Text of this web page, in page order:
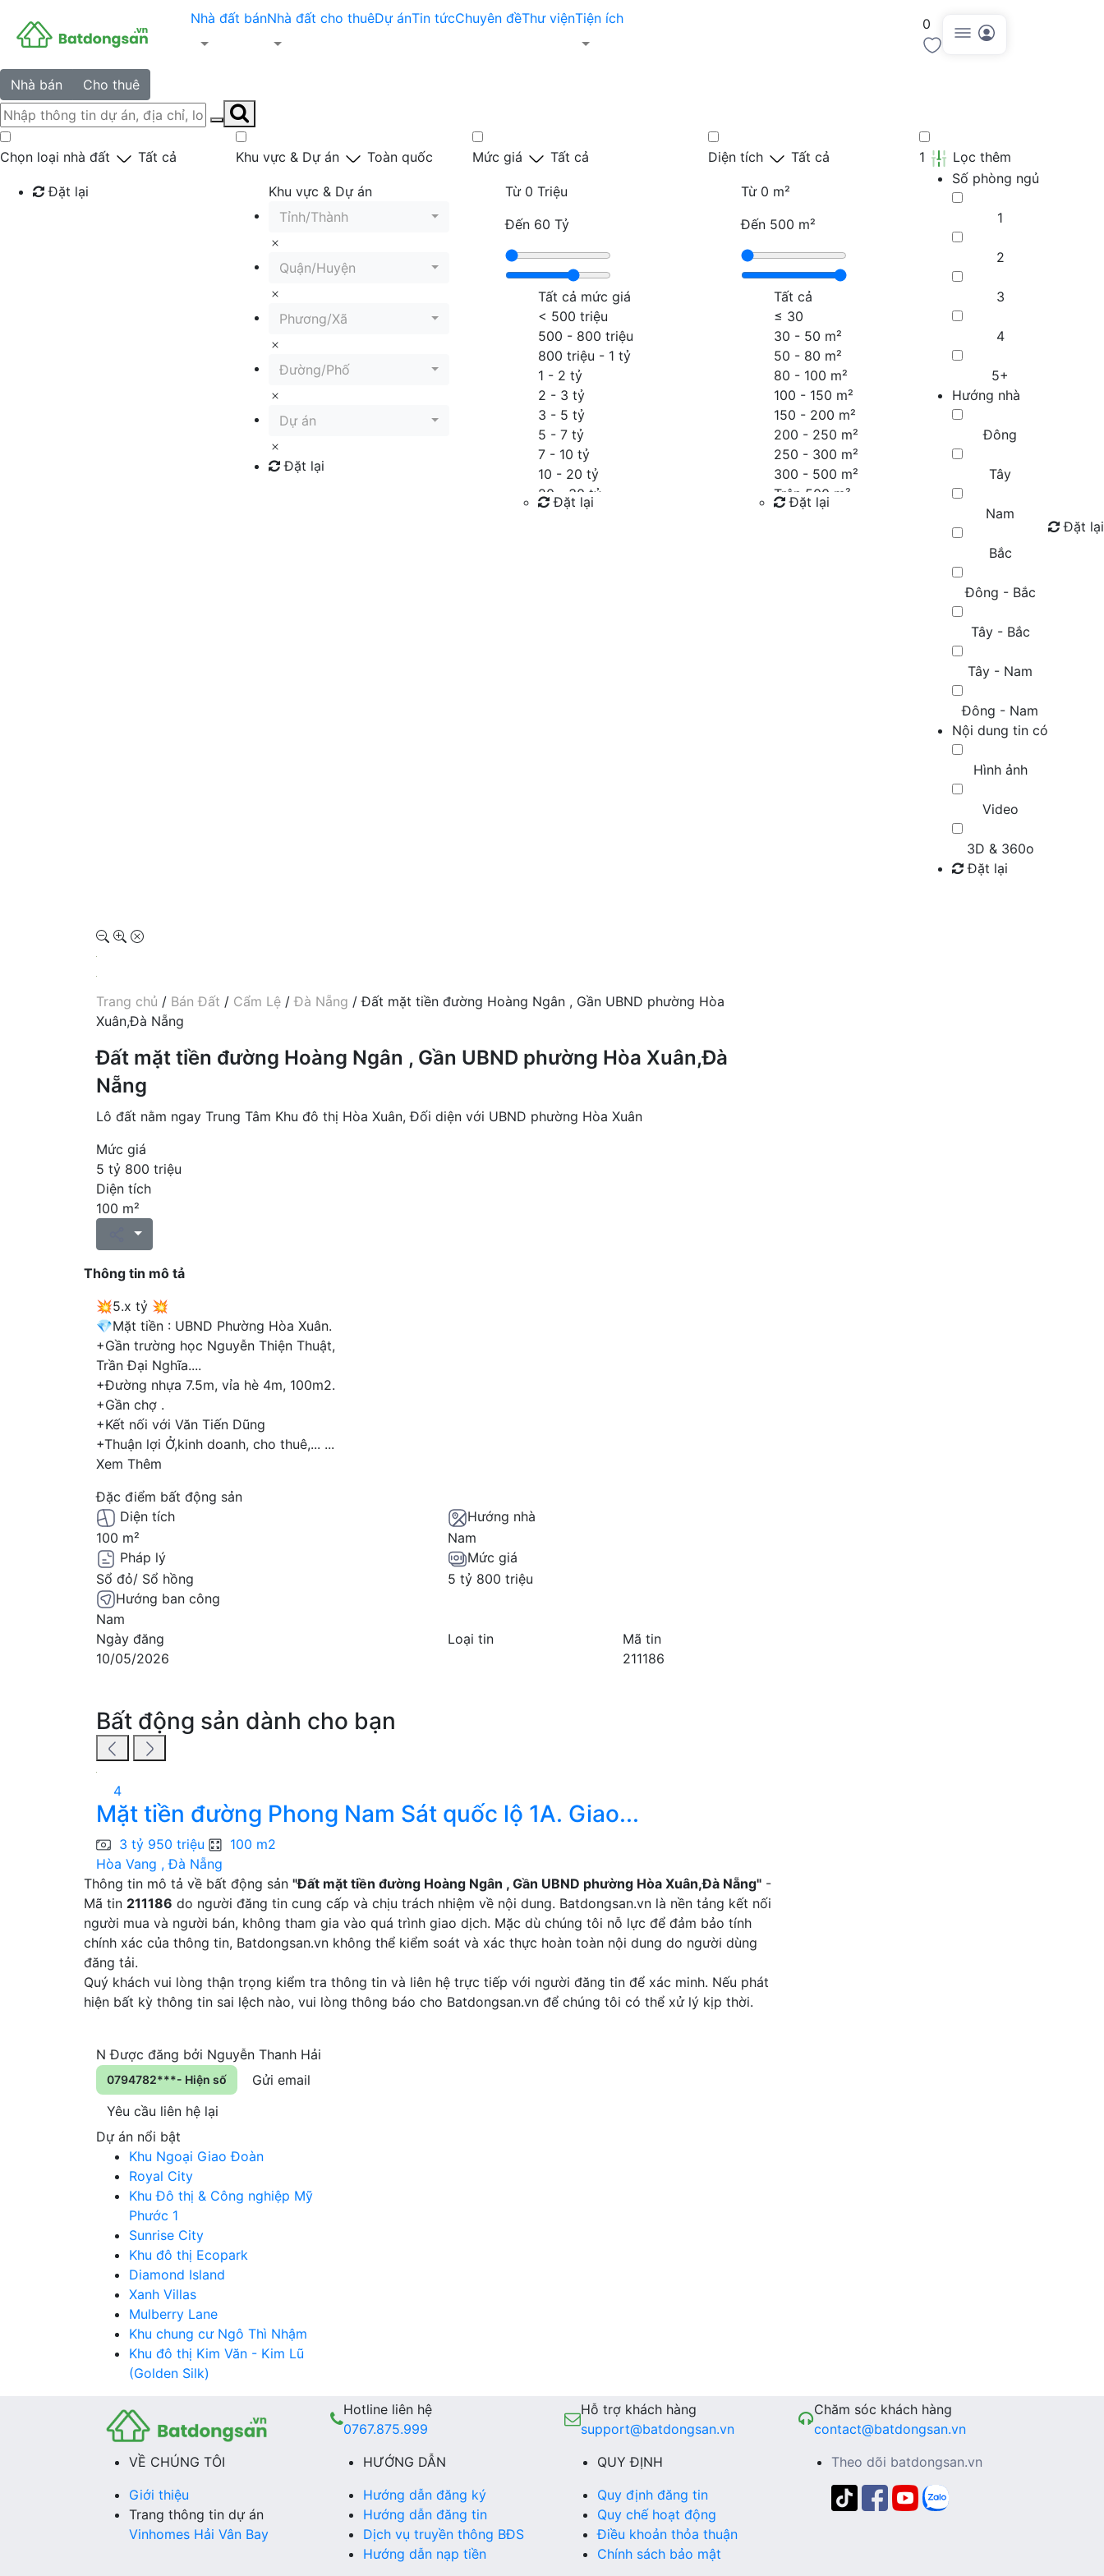
Nhà đất bánNhà đất cho thuêDự ánTin tứcChuyên đềThư việnTiện ích 0
Nhà bán Cho thuê
Chọn loại nhà đất Tất cả
Đặt lại
Khu vực & Dự án Toàn quốc
Khu vực & Dự án
Tỉnh/Thành
Quận/Huyện
Phương/Xã
Đường/Phố
Dự án
Đặt lại
Mức giá Tất cả
Từ 0 Triệu
Đến 60 Tỷ
Tất cả mức giá
< 500 triệu
500 - 800 triệu
800 triệu - 1 tỷ
1 - 2 tỷ
2 - 3 tỷ
3 - 5 tỷ
5 - 7 tỷ
7 - 10 tỷ
10 - 20 tỷ
20 - 30 tỷ
30 - 40 tỷ
Đặt lại
Diện tích Tất cả
Từ 0 m²
Đến 500 m²
Tất cả
≤ 30
30 - 50 m²
50 - 80 m²
80 - 100 m²
100 - 150 m²
150 - 200 m²
200 - 250 m²
250 - 300 m²
300 - 500 m²
Trên 500 m²
Đặt lại
1
Lọc thêm
Số phòng ngủ
1
2
3
4
5+
Hướng nhà
Đông
Tây
Nam
Bắc
Đông - Bắc
Tây - Bắc
Tây - Nam
Đông - Nam
Nội dung tin có
Hình ảnh
Video
3D & 360o
Đặt lại
Đặt lại
Trang chủ / Bán Đất / Cẩm Lệ / Đà Nẵng / Đất mặt tiền đường Hoàng Ngân , Gần UBND phường Hòa
Xuân,Đà Nẵng
Đất mặt tiền đường Hoàng Ngân , Gần UBND phường Hòa Xuân,Đà
Nẵng
Lô đất nằm ngay Trung Tâm Khu đô thị Hòa Xuân, Đối diện với UBND phường Hòa Xuân
Mức giá
5 tỷ 800 triệu
Diện tích
100 m²
Thông tin mô tả
💥5.x tỷ 💥
💎Mặt tiền : UBND Phường Hòa Xuân.
+Gần trường học Nguyễn Thiện Thuật,
Trần Đại Nghĩa....
+Đường nhựa 7.5m, vỉa hè 4m, 100m2.
+Gần chợ .
+Kết nối với Văn Tiến Dũng
+Thuận lợi Ở,kinh doanh, cho thuê,... ...
Xem Thêm
Đặc điểm bất động sản
Diện tích
100 m²
Hướng nhà
Nam
Pháp lý
Sổ đỏ/ Sổ hồng
Mức giá
5 tỷ 800 triệu
Hướng ban công
Nam
Ngày đăng
10/05/2026
Loại tin
Mã tin
211186
Bất động sản dành cho bạn
4
Mặt tiền đường Phong Nam Sát quốc lộ 1A. Giao...
3 tỷ 950 triệu
100 m2
Hòa Vang , Đà Nẵng
Thông tin mô tả về bất động sản "Đất mặt tiền đường Hoàng Ngân , Gần UBND phường Hòa Xuân,Đà Nẵng" -
Mã tin 211186 do người đăng tin cung cấp và chịu trách nhiệm về nội dung. Batdongsan.vn là nền tảng kết nối
người mua và người bán, không tham gia vào quá trình giao dịch. Mặc dù chúng tôi nỗ lực để đảm bảo tính
chính xác của thông tin, Batdongsan.vn không thể kiểm soát và xác thực hoàn toàn nội dung do người dùng
đăng tải.
Quý khách vui lòng thận trọng kiểm tra thông tin và liên hệ trực tiếp với người đăng tin để xác minh. Nếu phát
hiện bất kỳ thông tin sai lệch nào, vui lòng thông báo cho Batdongsan.vn để chúng tôi có thể xử lý kịp thời.
N Được đăng bởi Nguyễn Thanh Hải
0794782***- Hiện số
Gửi email
Yêu cầu liên hệ lại
Dự án nổi bật
Khu Ngoại Giao Đoàn
Royal City
Khu Đô thị & Công nghiệp Mỹ
Phước 1
Sunrise City
Khu đô thị Ecopark
Diamond Island
Xanh Villas
Mulberry Lane
Khu chung cư Ngô Thì Nhậm
Khu đô thị Kim Văn - Kim Lũ
(Golden Silk)
Hotline liên hệ
0767.875.999
Hỗ trợ khách hàng
support@batdongsan.vn
Chăm sóc khách hàng
contact@batdongsan.vn
VỀ CHÚNG TÔI
Giới thiệu
Trang thông tin dự án
Vinhomes Hải Vân Bay
HƯỚNG DẪN
Hướng dẫn đăng ký
Hướng dẫn đăng tin
Dịch vụ truyền thông BĐS
Hướng dẫn nạp tiền
QUY ĐỊNH
Quy định đăng tin
Quy chế hoạt động
Điều khoản thỏa thuận
Chính sách bảo mật
Theo dõi batdongsan.vn